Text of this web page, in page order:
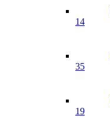
14
35
19